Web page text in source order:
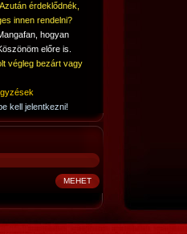
érdeklődnék,
innen rendelni?
hogyan
előre is.
végleg bezárt vagy
kell jelentkezni!